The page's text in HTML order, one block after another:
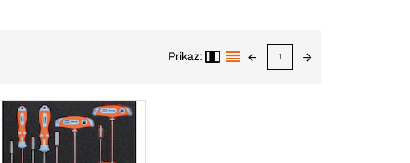
Prikaz: 1